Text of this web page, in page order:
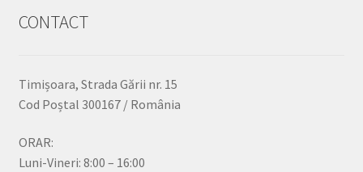
CONTACT
Timișoara, Strada Gării nr. 15
Cod Poștal 300167 / România
ORAR:
Luni-Vineri: 8:00 – 16:00